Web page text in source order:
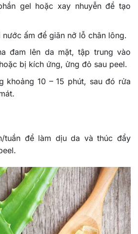
gel hoặc xay nhuyễn để tạo
nước ấm để giãn nở lỗ chân lông.
đam lên da mặt, tập trung vào
bị kích ứng, ửng đỏ sau peel.
khoảng 10 – 15 phút, sau đó rửa
tuần để làm dịu da và thúc đẩy